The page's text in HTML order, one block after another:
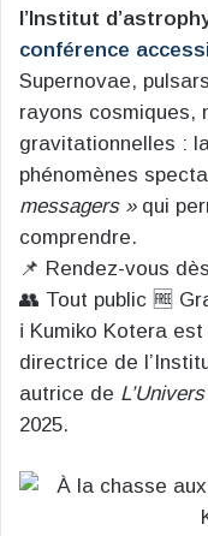
l’Institut
conférence
Supernovae,
rayons cosmiques,
gravitationnelles :
phénomènes
messagers »qui
comprendre.
📌 Rendez-vous
👥 Tout public 🆓
ℹ️ Kumiko Kotera
directrice de
autrice de
2025.